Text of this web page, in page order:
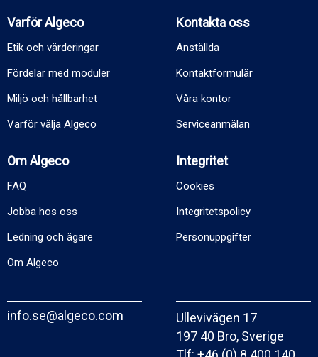
Varför Algeco
Etik och värderingar
Fördelar med moduler
Miljö och hållbarhet
Varför välja Algeco
Kontakta oss
Anställda
Kontaktformulär
Våra kontor
Serviceanmälan
Om Algeco
FAQ
Jobba hos oss
Ledning och ägare
Om Algeco
Integritet
Cookies
Integritetspolicy
Personuppgifter
info.se@algeco.com
Ullevivägen 17
197 40 Bro, Sverige